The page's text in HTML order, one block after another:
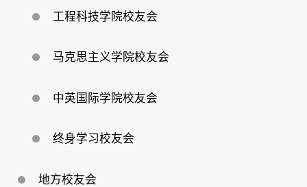
工程科技学院校友会
马克思主义学院校友会
中英国际学院校友会
终身学习校友会
地方校友会